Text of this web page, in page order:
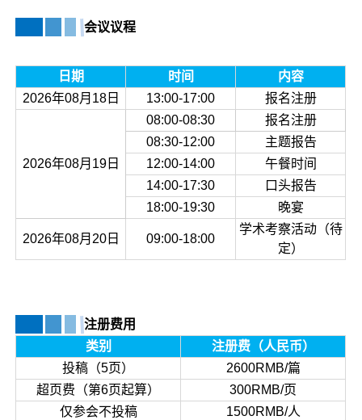
会议议程
日期 时间
内容
2026年08月18日
13:00-17:00 报名注册
2026年08月19日
08:00-08:30
报名注册
08:30-12:00
主题报告
12:00-14:00
午餐时间
14:00-17:30
口头报告
18:00-19:30
晚宴
2026年08月20日 09:00-18:00
学术考察活动（待
定）
注册费用
类别
注册费（人民币）
投稿（5页）
2600RMB/篇
超页费（第6页起算）
300RMB/页
仅参会不投稿
1500RMB/人